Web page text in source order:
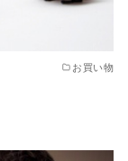
お買い物